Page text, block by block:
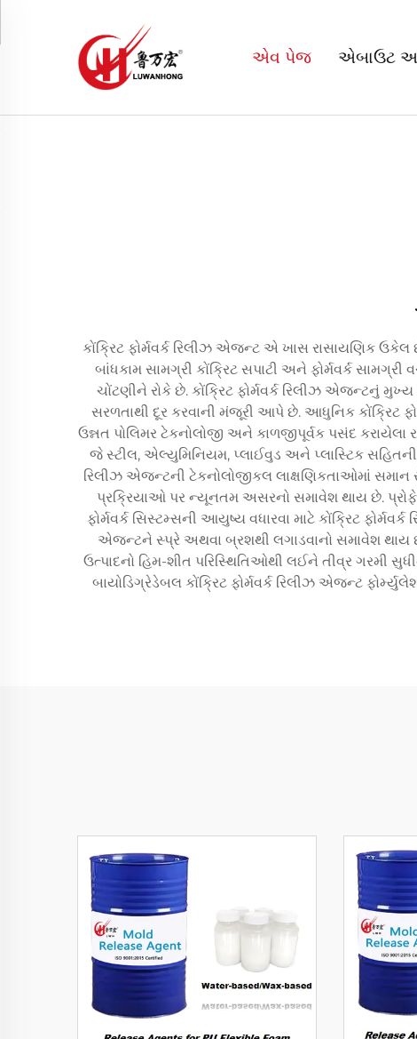
એવ પેજ એબાઉટ
કોંક્રિટ ફોર્મવર્ક રિલીઝ એજન્ટ એ ખાસ રાસાયણિક
બાંધકામ સામગ્રી કોંક્રિટ સપાટી અને ફોર્મવર્ક
ચોંટણીને રોકે છે. કોંક્રિટ ફોર્મવર્ક રિલીઝ એજન્ટનું
સરળતાથી દૂર કરવાની મંજૂરી આપે છે. આધુનિક કોંક્રિટ
ઉન્નત પોલિમર ટેકનોલોજી અને કાળજીપૂર્વક પસંદ
જે સ્ટીલ, એલ્યુમિનિયમ, પ્લાઈવુડ અને પ્લાસ્ટિક સહિતની
રિલીઝ એજન્ટની ટેકનોલોજીકલ લાક્ષણિકતાઓમાં સમાન
પ્રક્રિયાઓ પર ન્યૂનતમ અસરનો સમાવેશ થાય છે.
ફોર્મવર્ક સિસ્ટમ્સની આયુષ્ય વધારવા માટે કોંક્રિટ
એજન્ટને સ્પ્રે અથવા બ્રશથી લગાડવાનો સમાવેશ થાય
ઉત્પાદનો હિમ-શીત પરિસ્થિતિઓથી લઈને તીવ્ર ગરમી
બાયોડિગ્રેડેબલ કોંક્રિટ ફોર્મવર્ક રિલીઝ એજન્ટ